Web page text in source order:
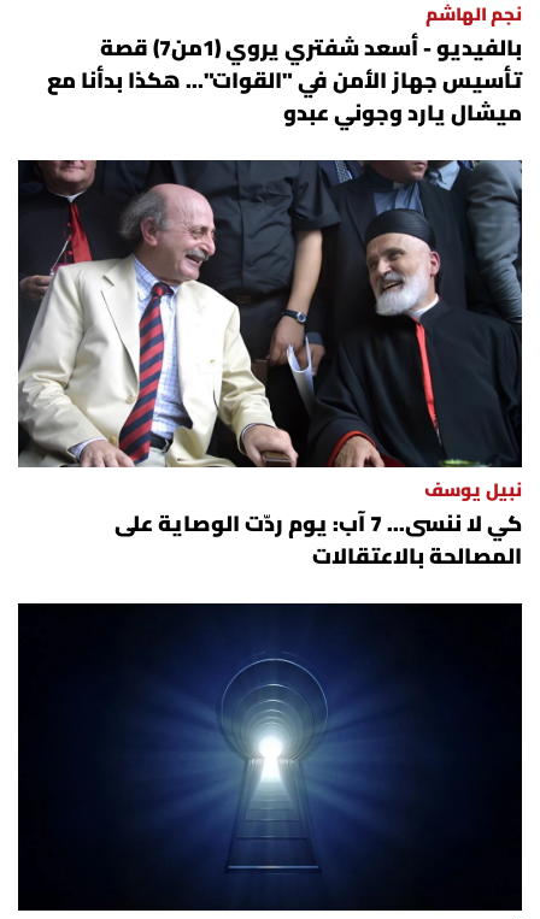
نجم الهاشم
بالفيديو - أسعد شفتري يروي (1من7) قصة
تأسيس جهاز الأمن في "القوات"... هكذا بدأنا مع
ميشال يارد وجوني عبدو
نبيل يوسف
كي لا ننسى... 7 آب: يوم ردّت الوصاية على
المصالحة بالاعتقالات